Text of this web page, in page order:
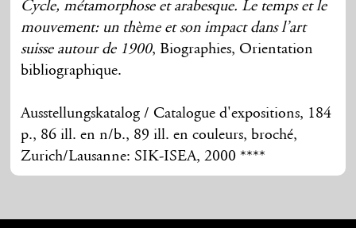
Cycle, métamorphose et arabesque. Le temps et le
mouvement: un thème et son impact dans l’art
suisse autour de 1900, Biographies, Orientation
bibliographique.
Ausstellungskatalog / Catalogue d'expositions, 184
p., 86 ill. en n/b., 89 ill. en couleurs, broché,
Zurich/Lausanne: SIK-ISEA, 2000 ****